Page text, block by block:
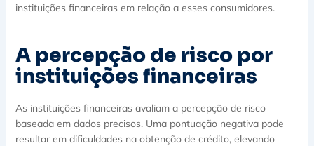
instituições financeiras em relação a esses consumidores.
A percepção de risco por
instituições financeiras
As instituições financeiras avaliam a percepção de risco
baseada em dados precisos. Uma pontuação negativa pode
resultar em dificuldades na obtenção de crédito, elevando